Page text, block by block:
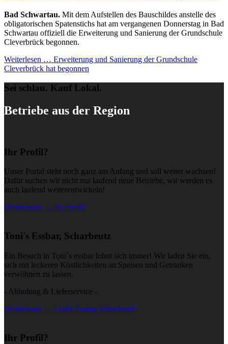
Bad Schwartau. Mit dem Aufstellen des Bauschildes anstelle des
obligatorischen Spatenstichs hat am vergangenen Donnerstag in Bad
Schwartau offiziell die Erweiterung und Sanierung der Grundschule
Cleverbrück begonnen.
Weiterlesen … Erweiterung und Sanierung der Grundschule
Cleverbrück hat begonnen
Sei schlau. Kauf Lokal.
Betriebe aus der Region
Ihr Profil?
Unser Portal steht noch ganz am Anfang und soll weiter wachsen!
Dafür suchen wir nicht nur laufend neue Betriebe, wir werden es
auch laufend weiterentwickeln!
Weiterlesen … Ihr Profil?
Toni's Essbar, Scharbeutz
Ein Besuch in Toni´s essbar lohnt sich immer! Wir laden Sie ein,
sich mit leckeren Köstlichkeiten an Speisen und Getränken
verwöhnen zu lassen.
- Abholung & Lieferservice -
Weiterlesen … Toni's Essbar, Scharbeutz
Ihr Profil?